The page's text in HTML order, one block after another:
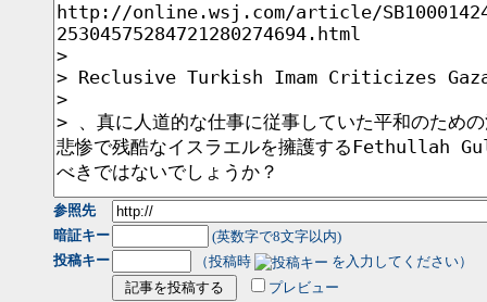
参照先
暗証キー
(英数字で8文字以内)
投稿キー
（投稿時
を入力してください）
プレビュー